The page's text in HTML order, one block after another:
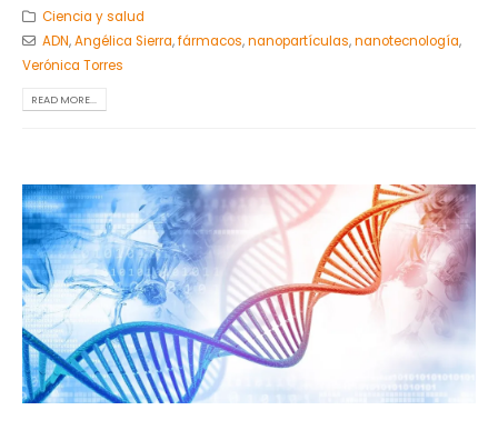
Ciencia y salud
ADN,Angélica Sierra,fármacos,nanopartículas,nanotecnología,
Verónica Torres
READ MORE...